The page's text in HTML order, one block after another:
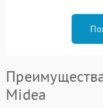
Midea